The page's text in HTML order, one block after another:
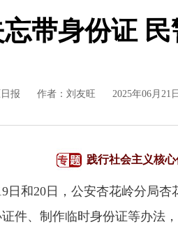
带身份证
报 作者：刘友旺 2025年06月21
践行社会主义核
和20日，公安杏花岭分局杏
件、制作临时身份证等办法